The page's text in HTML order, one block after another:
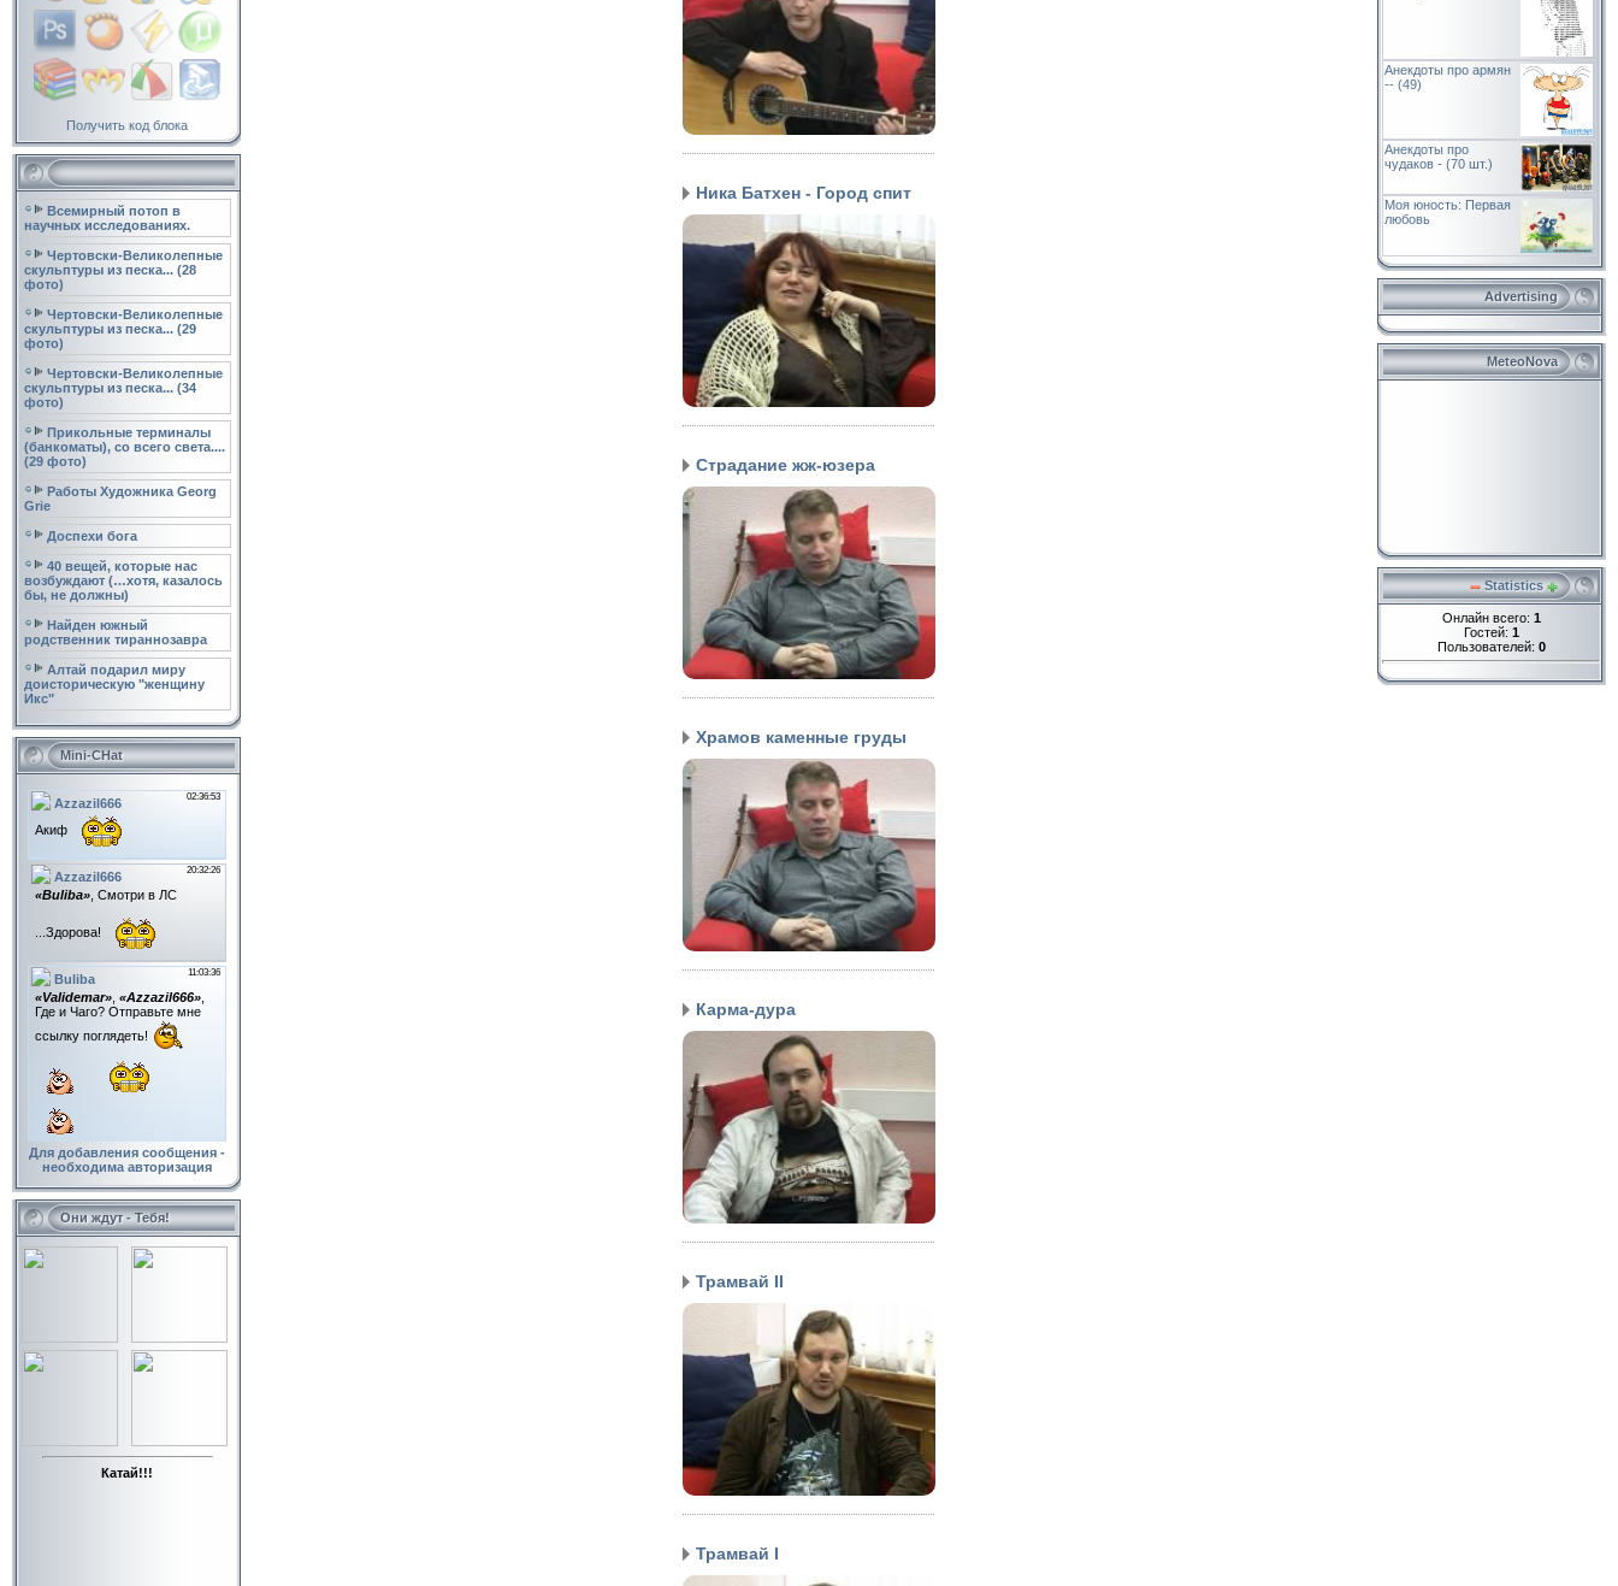
Получить код блока
Всемирный потоп в
научных исследованиях.
Чертовски-Великолепные
скульптуры из песка... (28
фото)
Чертовски-Великолепные
скульптуры из песка... (29
фото)
Чертовски-Великолепные
скульптуры из песка... (34
фото)
Прикольные терминалы
(банкоматы), со всего света....
(29 фото)
Работы Художника Georg
Grie
Доспехи бога
40 вещей, которые нас
возбуждают (…хотя, казалось
бы, не должны)
Найден южный
родственник тираннозавра
Алтай подарил миру
доисторическую "женщину
Икс"
Mini-CHat
Для добавления сообщения -
необходима авторизация
Они ждут - Тебя!
Катай!!!
Ника Батхен - Город спит
Страдание жж-юзера
Храмов каменные груды
Карма-дура
Трамвай II
Трамвай I
Анекдоты про армян
-- (49)
Анекдоты про
чудаков - (70 шт.)
Моя юность: Первая
любовь
Advertising
MeteoNova
Statistics
Онлайн всего: 1
Гостей: 1
Пользователей: 0